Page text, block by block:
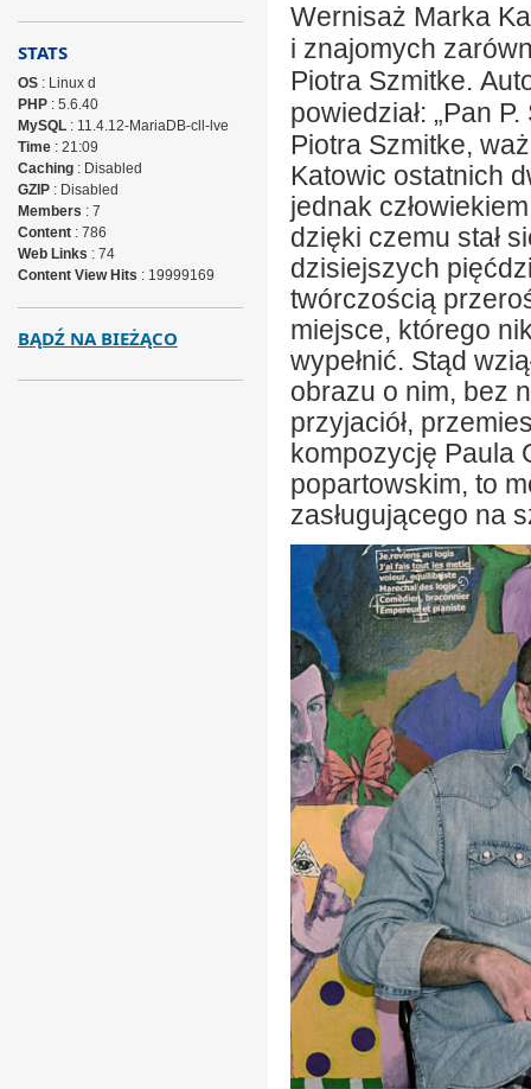
Wernisaż Marka
i znajomych
Piotra Szmitke.
powiedział: „Pan
Piotra Szmitke,
Katowic ostatnich
jednak
dzięki czemu stał
dzisiejszych
twórczością
miejsce, którego
wypełnić. Stąd
obrazu o nim, bez
przyjaciół,
kompozycję Paula
popartowskim, to m
zasługującego na
STATS
OS: Linux d
PHP: 5.6.40
MySQL: 11.4.12-MariaDB-cll-lve
Time: 21:09
Caching: Disabled
GZIP: Disabled
Members : 7
Content: 786
Web Links : 74
Content View Hits : 19999169
BĄDŹ NA BIEŻĄCO